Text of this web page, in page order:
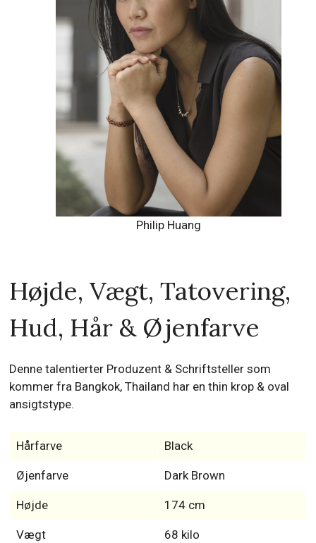
Philip Huang
Højde, Vægt, Tatovering,
Hud, Hår & Øjenfarve
Denne talentierter Produzent & Schriftsteller som
kommer fra Bangkok, Thailand har en thin krop & oval
ansigtstype.
Hårfarve Black
Øjenfarve Dark Brown
Højde 174 cm
Vægt 68 kilo